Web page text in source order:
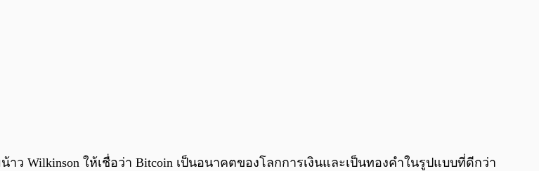
Wilkinson ให้เชื่อว่า Bitcoin เป็นอนาคตของโลกการเงินและเป็นทองคำในรูปแบบที่ดีกว่า